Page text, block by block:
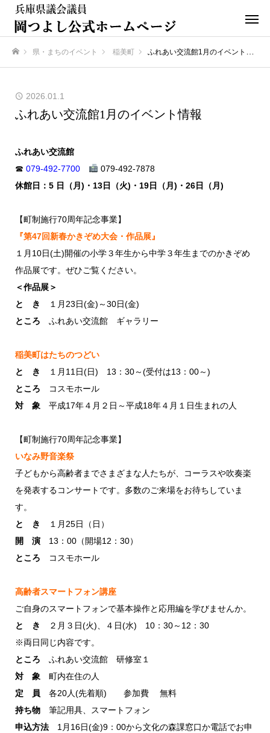
県・まちのイベント 稲美町 ふれあい交流館1月のイベント情報
2026.01.1
ふれあい交流館1月のイベント情報
ふれあい交流館
☎ 079-492-7700
079-492-7878
休館日：5 日（月)・13日（火)・19日（月)・26日（月)
【町制施行70周年記念事業】
『第47回新春かきぞめ大会・作品展』
１月10日(土)開催の小学３年生から中学３年生までのかきぞめ
作品展です。ぜひご覧ください。
＜作品展＞
と き
１月23日(金)～30日(金)
ところ ふれあい交流館 ギャラリー
稲美町はたちのつどい
と き
１月11日(日) 13：30～(受付は13：00～)
ところ コスモホール
対 象 平成17年４月２日～平成18年４月１日生まれの人
【町制施行70周年記念事業】
いなみ野音楽祭
子どもから高齢者までさまざまな人たちが、コーラスや吹奏楽
を発表するコンサートです。多数のご来場をお待ちしていま
す。
と き
１月25日（日）
開 演 13：00（開場12：30）
ところ コスモホール
高齢者スマートフォン講座
ご自身のスマートフォンで基本操作と応用編を学びませんか。
と き
２月３日(火)、４日(水) 10：30～12：30
※両日同じ内容です。
ところ ふれあい交流館 研修室１
対 象 町内在住の人
定 員 各20人(先着順) 参加費 無料
持ち物 筆記用具、スマートフォン
申込方法 1月16日(金)9：00から文化の森課窓口か電話でお申